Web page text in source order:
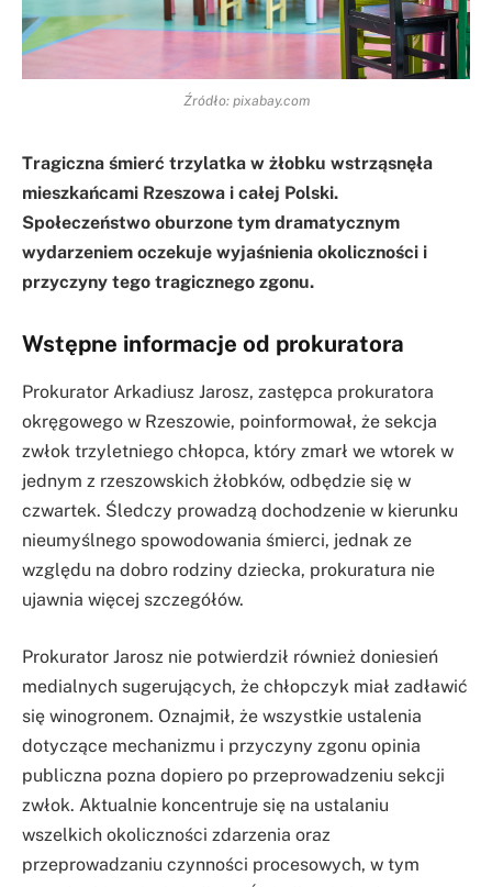
Źródło: pixabay.com
Tragiczna śmierć trzylatka w żłobku wstrząsnęła
mieszkańcami Rzeszowa i całej Polski.
Społeczeństwo oburzone tym dramatycznym
wydarzeniem oczekuje wyjaśnienia okoliczności i
przyczyny tego tragicznego zgonu.
Wstępne informacje od prokuratora
Prokurator Arkadiusz Jarosz, zastępca prokuratora
okręgowego w Rzeszowie, poinformował, że sekcja
zwłok trzyletniego chłopca, który zmarł we wtorek w
jednym z rzeszowskich żłobków, odbędzie się w
czwartek. Śledczy prowadzą dochodzenie w kierunku
nieumyślnego spowodowania śmierci, jednak ze
względu na dobro rodziny dziecka, prokuratura nie
ujawnia więcej szczegółów.
Prokurator Jarosz nie potwierdził również doniesień
medialnych sugerujących, że chłopczyk miał zadławić
się winogronem. Oznajmił, że wszystkie ustalenia
dotyczące mechanizmu i przyczyny zgonu opinia
publiczna pozna dopiero po przeprowadzeniu sekcji
zwłok. Aktualnie koncentruje się na ustalaniu
wszelkich okoliczności zdarzenia oraz
przeprowadzaniu czynności procesowych, w tym